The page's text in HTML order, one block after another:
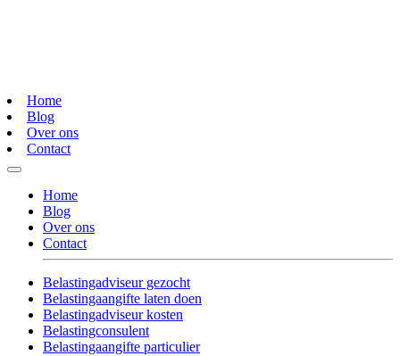
Home
Blog
Over ons
Contact
Home
Blog
Over ons
Contact
Belastingadviseur gezocht
Belastingaangifte laten doen
Belastingadviseur kosten
Belastingconsulent
Belastingaangifte particulier